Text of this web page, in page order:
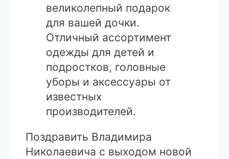
великолепный подарок
для вашей дочки.
Отличный ассортимент
одежды для детей и
подростков, головные
уборы и аксессуары от
известных
производителей.
Поздравить Владимира
Николаевича с выходом новой